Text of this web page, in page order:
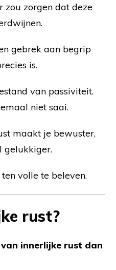
zou zorgen dat deze
gebrek aan begrip
is.
van passiviteit.
niet saai.
maakt je bewuster,
gelukkiger.
volle te beleven.
rust?
innerlijke rust dan